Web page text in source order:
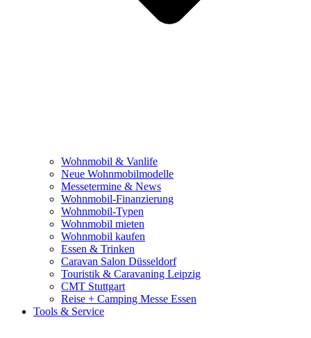
Wohnmobil & Vanlife
Neue Wohnmobilmodelle
Messetermine & News
Wohnmobil-Finanzierung
Wohnmobil-Typen
Wohnmobil mieten
Wohnmobil kaufen
Essen & Trinken
Caravan Salon Düsseldorf
Touristik & Caravaning Leipzig
CMT Stuttgart
Reise + Camping Messe Essen
Tools & Service